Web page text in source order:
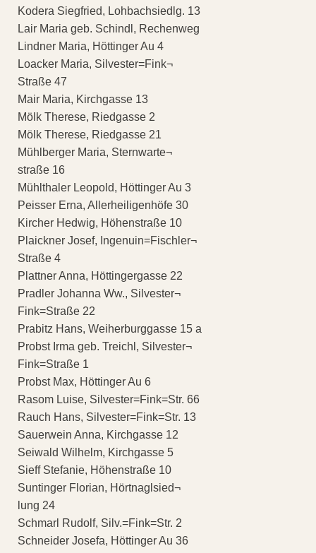
Kodera Siegfried, Lohbachsiedlg. 13
Lair Maria geb. Schindl, Rechenweg
Lindner Maria, Höttinger Au 4
Loacker Maria, Silvester=Fink¬
Straße 47
Mair Maria, Kirchgasse 13
Mölk Therese, Riedgasse 2
Mölk Therese, Riedgasse 21
Mühlberger Maria, Sternwarte¬
straße 16
Mühlthaler Leopold, Höttinger Au 3
Peisser Erna, Allerheiligenhöfe 30
Kircher Hedwig, Höhenstraße 10
Plaickner Josef, Ingenuin=Fischler¬
Straße 4
Plattner Anna, Höttingergasse 22
Pradler Johanna Ww., Silvester¬
Fink=Straße 22
Prabitz Hans, Weiherburggasse 15 a
Probst Irma geb. Treichl, Silvester¬
Fink=Straße 1
Probst Max, Höttinger Au 6
Rasom Luise, Silvester=Fink=Str. 66
Rauch Hans, Silvester=Fink=Str. 13
Sauerwein Anna, Kirchgasse 12
Seiwald Wilhelm, Kirchgasse 5
Sieff Stefanie, Höhenstraße 10
Suntinger Florian, Hörtnaglsied¬
lung 24
Schmarl Rudolf, Silv.=Fink=Str. 2
Schneider Josefa, Höttinger Au 36